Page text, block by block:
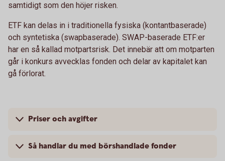
samtidigt som den höjer risken.
ETF kan delas in i traditionella fysiska (kontantbaserade)
och syntetiska (swapbaserade). SWAP-baserade ETF:er
har en så kallad motpartsrisk. Det innebär att om motparten
går i konkurs avvecklas fonden och delar av kapitalet kan
gå förlorat.
Priser och avgifter
Så handlar du med börshandlade fonder